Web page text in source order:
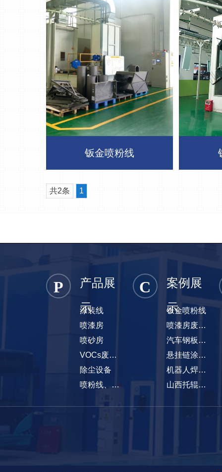
钣金喷粉线
共2条 1
产品展
示
P
涂装线
喷漆房
喷砂房
VOCs废气处理设备
除尘设备
喷粉线、喷塑线
案例展
示
C
钣金喷粉线
喷漆房废气处理项目
汽车钢板弹簧涂装线
悬挂链涂装线
机器人焊烟除尘项目
山西托辊悬挂链涂装线项目